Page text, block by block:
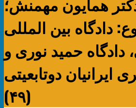
دادگاه بین المللی
دادگاه حمید نوری و
ایرانیان دوتابعیتی
(۴۹)